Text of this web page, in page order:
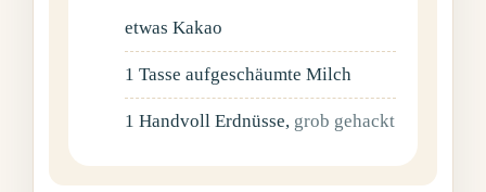
etwas Kakao
1 Tasse aufgeschäumte Milch
1 Handvoll Erdnüsse, grob gehackt